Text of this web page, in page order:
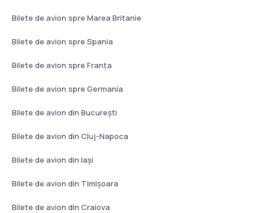
Bilete de avion spre Marea Britanie
Bilete de avion spre Spania
Bilete de avion spre Franţa
Bilete de avion spre Germania
Bilete de avion din București
Bilete de avion din Cluj-Napoca
Bilete de avion din Iași
Bilete de avion din Timișoara
Bilete de avion din Craiova